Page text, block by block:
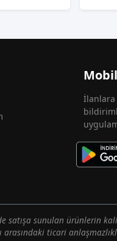
İlanlara
satışa sunulan ürünlerin
ticari